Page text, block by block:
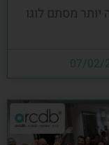
יותר מסתם לוגו